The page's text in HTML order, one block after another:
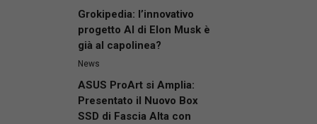
Grokipedia: l’innovativo
progetto AI di Elon Musk è
già al capolinea?
News
ASUS ProArt si Amplia:
Presentato il Nuovo Box
SSD di Fascia Alta con